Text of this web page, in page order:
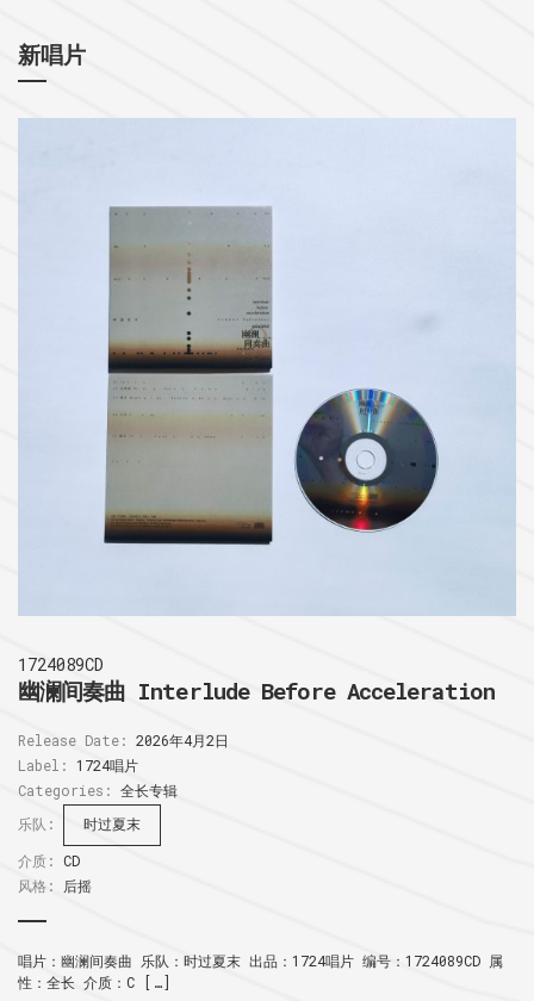
新唱片
1724089CD
幽澜间奏曲 Interlude Before Acceleration
Release Date: 2026年4月2日
Label:
1724唱片
Categories: 全长专辑
乐队:
时过夏末
介质: CD
风格:
后摇
唱片：幽澜间奏曲 乐队：时过夏末 出品：1724唱片 编号：1724089CD 属
性：全长 介质：C […]